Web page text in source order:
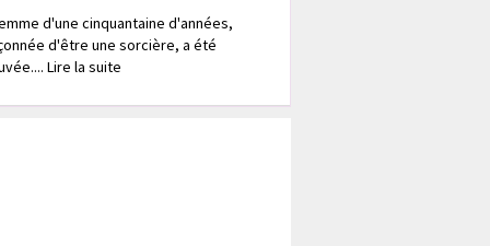
d'une cinquantaine d'années,
d'être une sorcière, a été
Lire la suite